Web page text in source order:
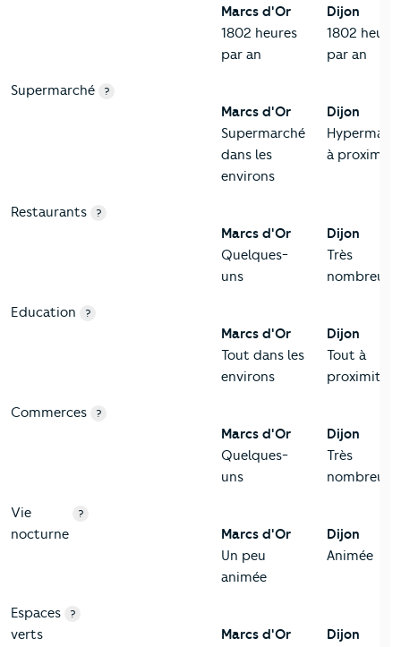
Marcs d'Or
1802 heures
par an
Dijon
1802
par an
Supermarché ?
Marcs d'Or
Supermarché
dans les
environs
Dijon
à proximité
Restaurants ?
Marcs d'Or
Quelques-
uns
Dijon
Très
nombreux
Education ?
Marcs d'Or
Tout dans les
environs
Dijon
Tout à
proximité
Commerces ?
Marcs d'Or
Quelques-
uns
Dijon
Très
nombreux
Vie
nocturne
?
Marcs d'Or
Un peu
animée
Dijon
Animée
Espaces
verts
?
Marcs d'Or
Dijon